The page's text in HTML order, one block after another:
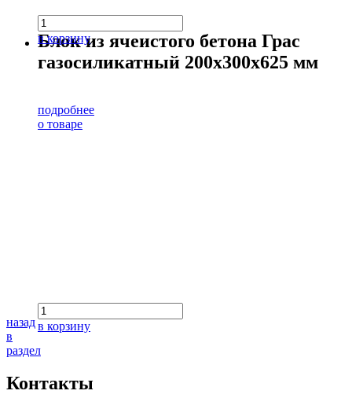
в корзину
Блок из ячеистого бетона Грас
газосиликатный 200х300х625 мм
подробнее
о товаре
в корзину
назад
в
раздел
Контакты